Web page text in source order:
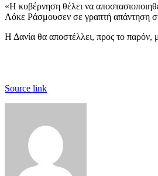
«Η κυβέρνηση θέλει να
Λόκε Ράσμουσεν σε γραπτή απάντηση
Η Δανία θα αποστέλλει, προς το παρόν,
Source link